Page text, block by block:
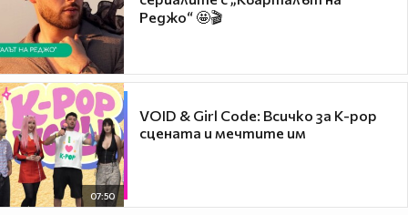
Реджо“ 🤩🎬
07:50
VOID & Girl Code: Всичко за K-pop
сцената и мечтите им